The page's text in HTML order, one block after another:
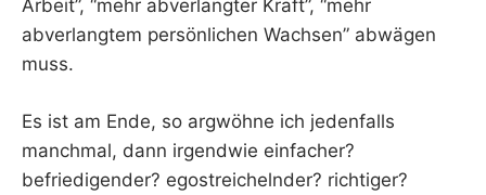
Arbeit”, “mehr abverlangter Kraft”, “mehr
abverlangtem persönlichen Wachsen” abwägen
muss.
Es ist am Ende, so argwöhne ich jedenfalls
manchmal, dann irgendwie einfacher?
befriedigender? egostreichelnder? richtiger?